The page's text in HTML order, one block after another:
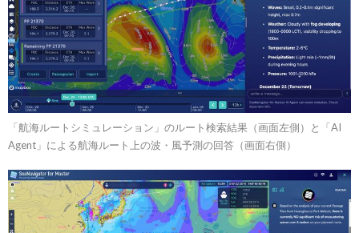
「航海ルートシミュレーション」のルート検索結果（画面左側）と「AI
Agent」による航海ルート上の波・風予測の回答（画面右側）